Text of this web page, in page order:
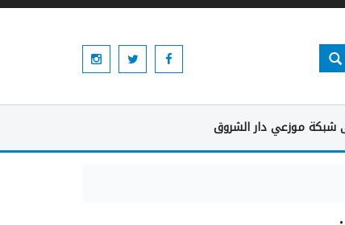
شبكة موزعي دار الشروق